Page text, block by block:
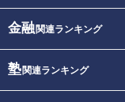
金融関連ランキング
塾関連ランキング